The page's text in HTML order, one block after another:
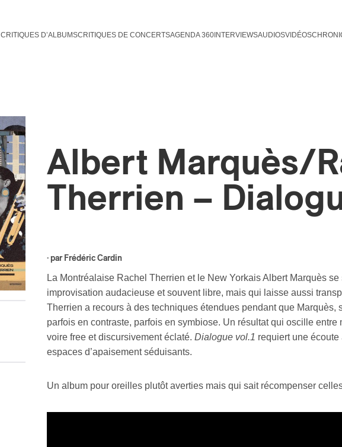
CRITIQUES D’ALBUMSCRITIQUES DE CONCERTSAGENDA 360INTERVIEWSAUDIOSVIDÉOS
Albert Marquès/
Therrien –
· par Frédéric Cardin
La Montréalaise Rachel Therrien et le New Yorkais Albert Marquès
improvisation audacieuse et souvent libre, mais qui laisse aussi
Therrien a recours à des techniques étendues pendant que
parfois en contraste, parfois en symbiose. Un résultat qui oscille
voire free et discursivement éclaté. Dialogue vol.1 requiert une
espaces d’apaisement séduisants.
Un album pour oreilles plutôt averties mais qui sait récompenser